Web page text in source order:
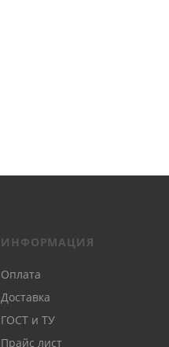
ИНФОРМАЦИЯ
Оплата
Доставка
ГОСТ и ТУ
Прайс лист